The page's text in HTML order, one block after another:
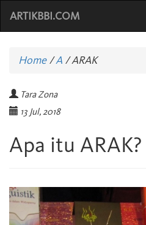
ARTIKBBI.COM
Home/A /ARAK
Tara Zona
13 Jul, 2018
Apa itu ARAK?